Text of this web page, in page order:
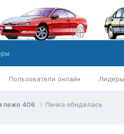
Пользователи онлайн Лидеры
пежо 406 Печка обиделась